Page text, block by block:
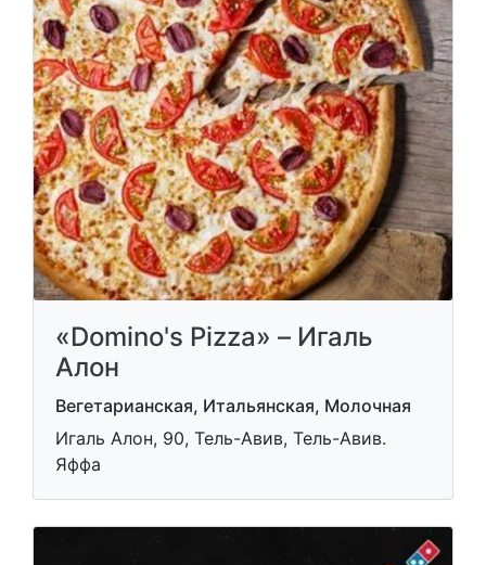
«Domino's Pizza» – Игаль
Алон
Вегетарианская, Итальянская, Молочная
Игаль Алон, 90, Тель-Авив, Тель-Авив.
Яффа